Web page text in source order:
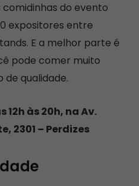
comidinhas do evento
expositores entre
E a melhor parte é
pode comer muito
de qualidade.
às 20h, na Av.
2301 – Perdizes